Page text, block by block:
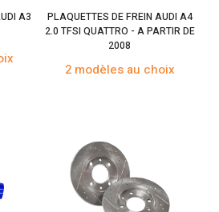
A3
PLAQUETTES DE FREIN AUDI A4
2.0 TFSI QUATTRO - A PARTIR DE
2008
2 modèles au choix